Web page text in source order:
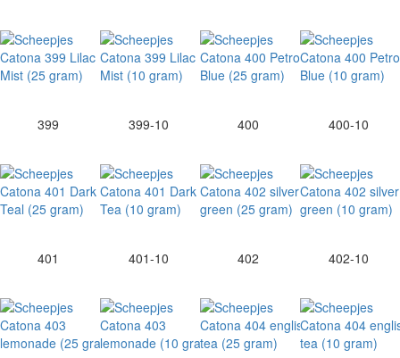
399 399-10 400 400-10
401 401-10 402 402-10